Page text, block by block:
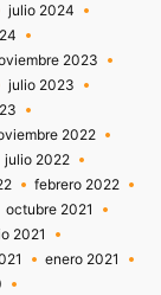
julio 2024
2023
julio 2023
2022
julio 2022
febrero 2022
octubre 2021
2021
enero 2021